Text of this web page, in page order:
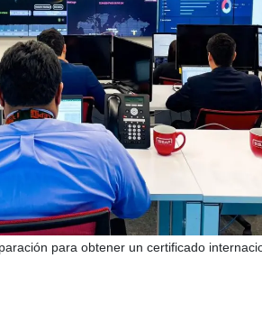
para obtener un certificado